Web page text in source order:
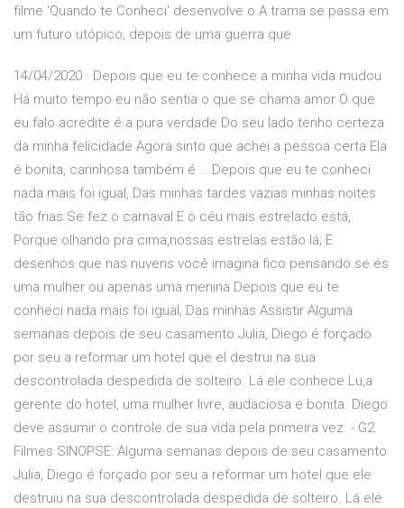
filme 'Quando te Conheci' desenvolve o A trama se passa em
um futuro utópico, depois de uma guerra que
14/04/2020 · Depois que eu te conhece a minha vida mudou
Há muito tempo eu não sentia o que se chama amor O que
eu falo acredite é a pura verdade Do seu lado tenho certeza
da minha felicidade Agora sinto que achei a pessoa certa Ela
é bonita, carinhosa também é … Depois que eu te conheci
nada mais foi igual, Das minhas tardes vazias minhas noites
tão frias Se fez o carnaval E o céu mais estrelado está,
Porque olhando pra cima,nossas estrelas estão lá; E
desenhos que nas nuvens você imagina fico pensando se és
uma mulher ou apenas uma menina Depois que eu te
conheci nada mais foi igual, Das minhas Assistir Alguma
semanas depois de seu casamento Julia, Diego é forçado
por seu a reformar um hotel que el destrui na sua
descontrolada despedida de solteiro. Lá ele conhece Lu,a
gerente do hotel, uma mulher livre, audaciosa e bonita. Diego
deve assumir o controle de sua vida pela primeira vez. - G2
Filmes SINOPSE: Alguma semanas depois de seu casamento
Julia, Diego é forçado por seu a reformar um hotel que ele
destruiu na sua descontrolada despedida de solteiro. Lá ele